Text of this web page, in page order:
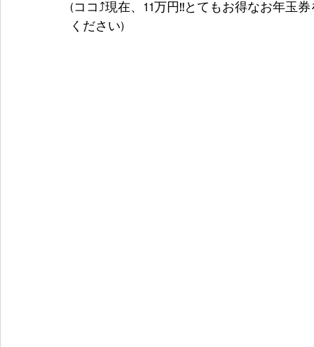
(ココ⤴️現在、11万円‼️とてもお得なお年玉
ください)